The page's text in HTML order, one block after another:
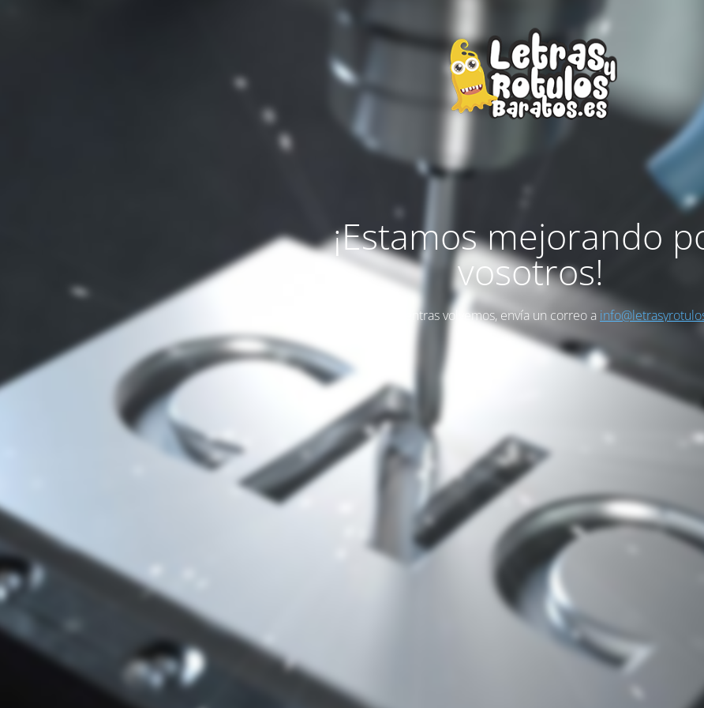
¡Estamos mejorando
vosotros!
Si necesitas algo mientras volvemos, envía un correo a